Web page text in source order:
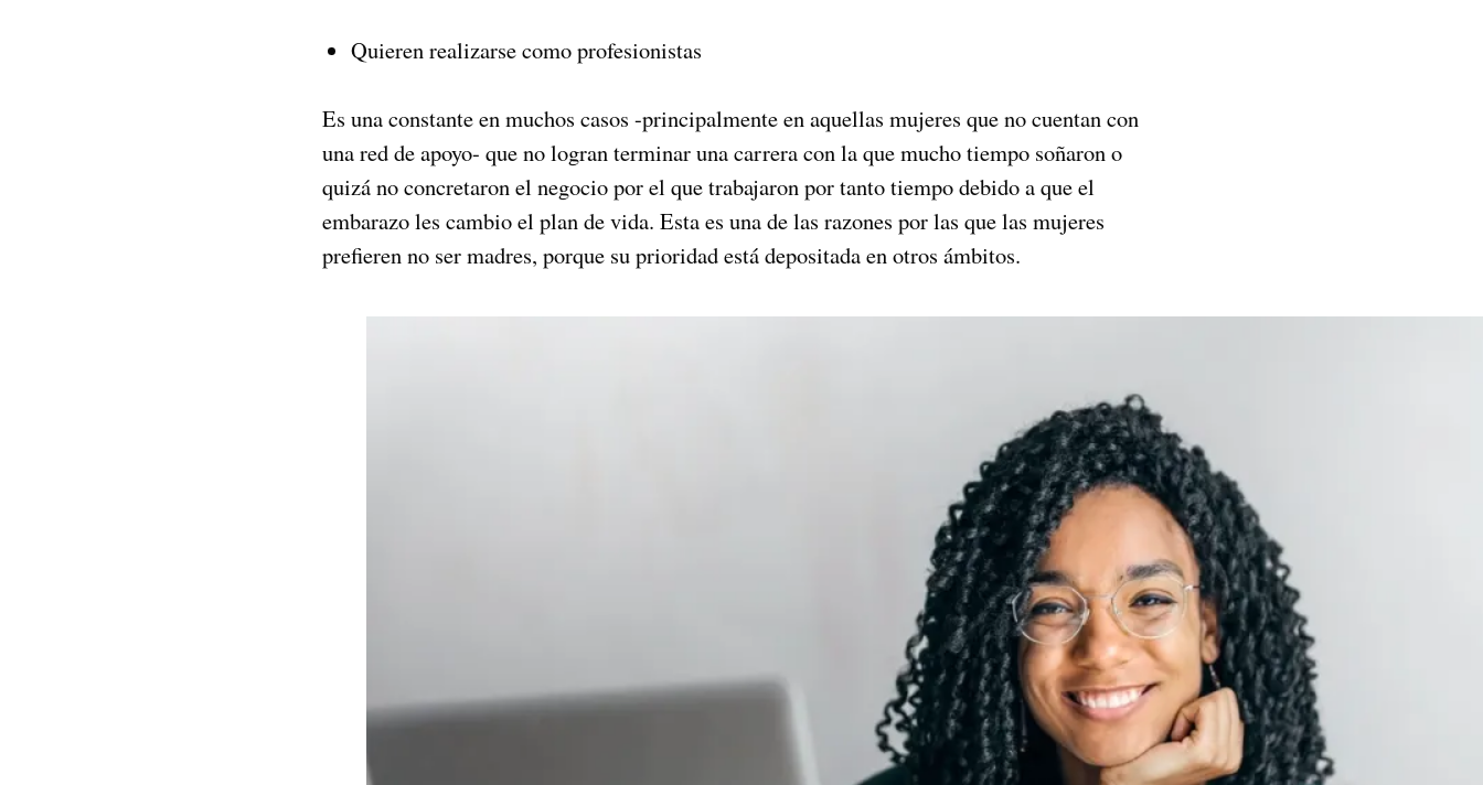
Quieren realizarse como profesionistas
Es una constante en muchos casos -principalmente en aquellas mujeres que no cuentan con
una red de apoyo- que no logran terminar una carrera con la que mucho tiempo soñaron o
quizá no concretaron el negocio por el que trabajaron por tanto tiempo debido a que el
embarazo les cambio el plan de vida. Esta es una de las razones por las que las mujeres
prefieren no ser madres, porque su prioridad está depositada en otros ámbitos.